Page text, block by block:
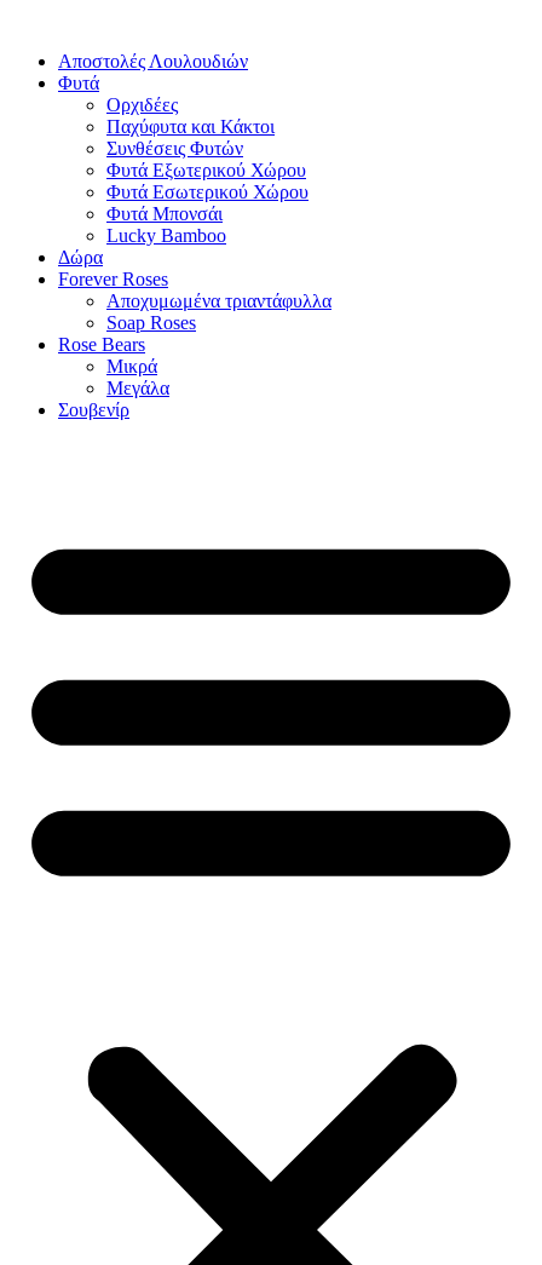
Αποστολές Λουλουδιών
Φυτά
Ορχιδέες
Παχύφυτα και Κάκτοι
Συνθέσεις Φυτών
Φυτά Εξωτερικού Χώρου
Φυτά Εσωτερικού Χώρου
Φυτά Μπονσάι
Lucky Bamboo
Δώρα
Forever Roses
Αποχυμωμένα τριαντάφυλλα
Soap Roses
Rose Βears
Μικρά
Μεγάλα
Σουβενίρ